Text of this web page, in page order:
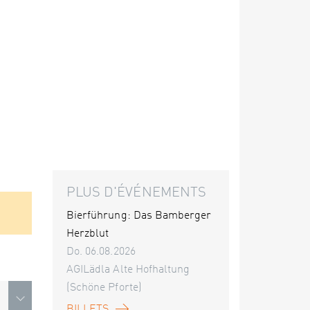
PLUS D'ÉVÉNEMENTS
Bierführung: Das Bamberger
Herzblut
Do. 06.08.2026
AGILädla Alte Hofhaltung
(Schöne Pforte)